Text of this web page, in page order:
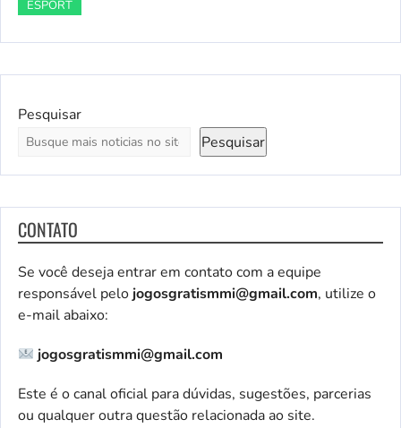
ESPORT
Pesquisar
Pesquisar
CONTATO
Se você deseja entrar em contato com a equipe
responsável pelojogosgratismmi@gmail.com, utilize o
e-mail abaixo:
jogosgratismmi@gmail.com
Este é o canal oficial para dúvidas, sugestões, parcerias
ou qualquer outra questão relacionada ao site.